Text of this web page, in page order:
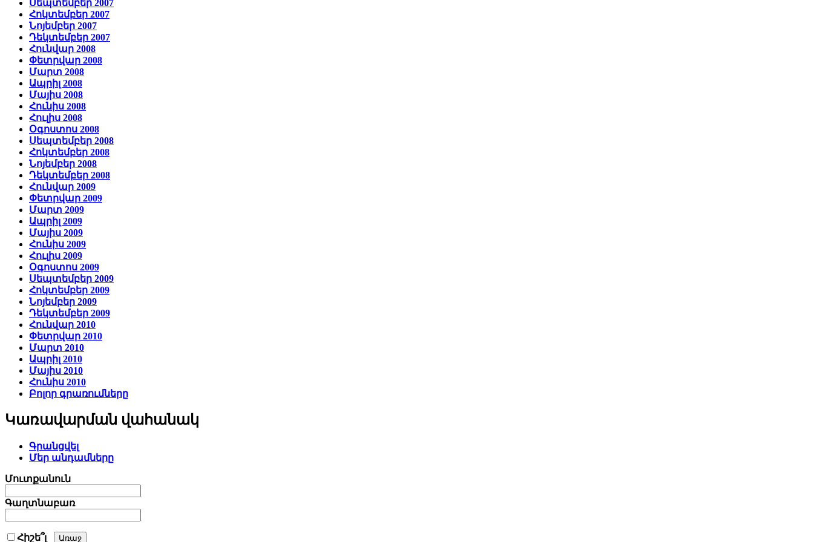
Սեպտեմբեր 2007
Հոկտեմբեր 2007
Նոյեմբեր 2007
Դեկտեմբեր 2007
Հունվար 2008
Փետրվար 2008
Մարտ 2008
Ապրիլ 2008
Մայիս 2008
Հունիս 2008
Հուլիս 2008
Օգոստոս 2008
Սեպտեմբեր 2008
Հոկտեմբեր 2008
Նոյեմբեր 2008
Դեկտեմբեր 2008
Հունվար 2009
Փետրվար 2009
Մարտ 2009
Ապրիլ 2009
Մայիս 2009
Հունիս 2009
Հուլիս 2009
Օգոստոս 2009
Սեպտեմբեր 2009
Հոկտեմբեր 2009
Նոյեմբեր 2009
Դեկտեմբեր 2009
Հունվար 2010
Փետրվար 2010
Մարտ 2010
Ապրիլ 2010
Մայիս 2010
Հունիս 2010
Բոլոր գրառումները
Կառավարման վահանակ
Գրանցվել
Մեր անդամները
Մուտքանուն
Գաղտնաբառ
Հիշե՞լ